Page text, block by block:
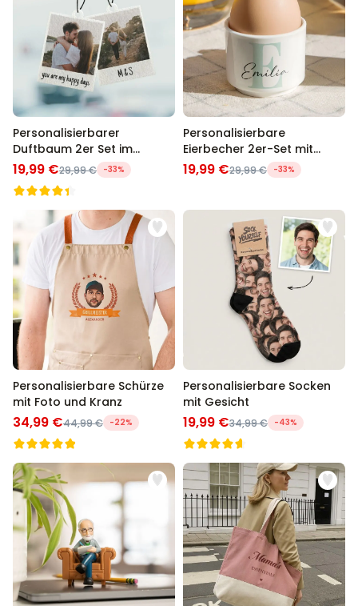
Personalisierbarer
Duftbaum 2er Set im
Polaroid-Look
19,99 €29,99 € -33%
Personalisierbare
Eierbecher 2er-Set mit
Monogramm
19,99 €29,99 € -33%
Personalisierbare Schürze
mit Foto und Kranz
34,99 €44,99 € -22%
Personalisierbare Socken
mit Gesicht
19,99 €34,99 € -43%